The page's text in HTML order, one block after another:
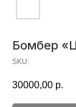
Бомбер
SKU:
30000,00 р.